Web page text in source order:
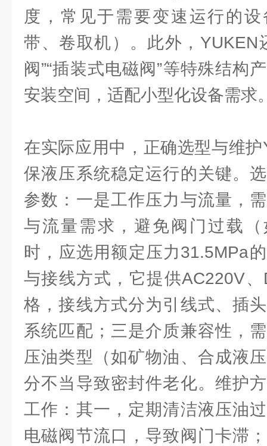
度，常见于需要变速运行的
带、卷取机）。此外，YUKEN
阀”“插装式电磁阀”等特殊结构
安装空间，适配小型化设备需求
在实际应用中，正确选型与维
保液压系统稳定运行的关键。
参数：一是工作压力与流量，
与流量需求，避免阀门过载（
时，应选用额定压力31.5MPa
与接线方式，它提供AC220V
格，接线方式分为引线式、插
系统匹配；三是介质兼容性，
压油类型（如矿物油、合成液
分不当导致密封件老化。维护
工作：其一，定期清洁液压油
电磁阀节流口，导致阀门卡滞